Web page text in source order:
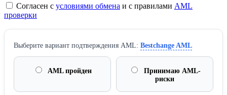
Согласен с условиями обмена и с правилами AML
проверки
Выберите вариант подтверждения AML: Bestchange AML
AML пройден
Принимаю AML-
риски